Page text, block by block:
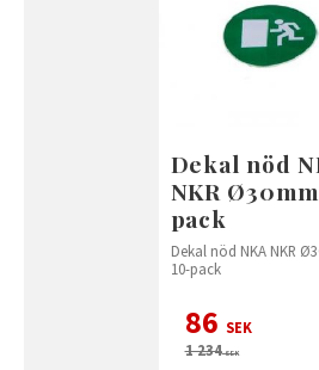
Dekal nöd
NKR
pack
Dekal nöd NKA NKR
10-pack
86 SEK
1 234SEK